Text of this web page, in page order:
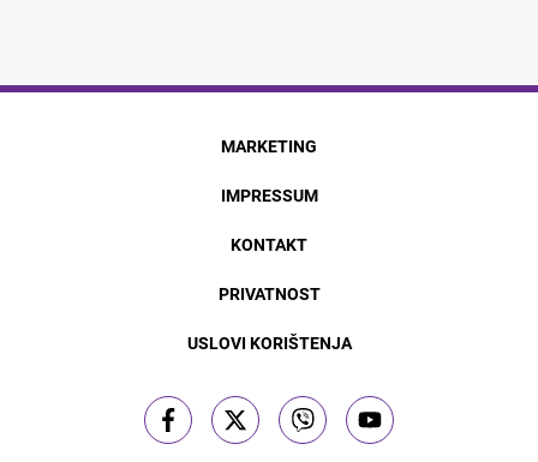
MARKETING
IMPRESSUM
KONTAKT
PRIVATNOST
USLOVI KORIŠTENJA